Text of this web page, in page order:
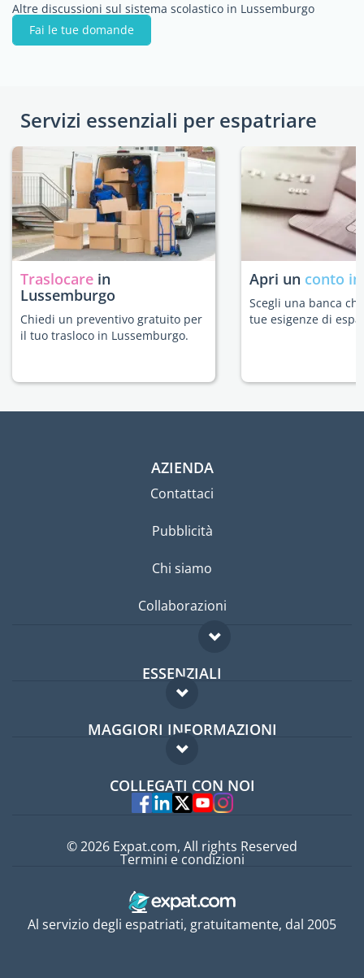
Altre discussioni sul sistema scolastico in Lussemburgo
Fai le tue domande
Servizi essenziali per espatriare
Traslocare in
Lussemburgo
Chiedi un preventivo gratuito per
il tuo trasloco in Lussemburgo.
Apri un conto
Scegli una banca
tue esigenze di
AZIENDA
Contattaci
Pubblicità
Chi siamo
Collaborazioni
ESSENZIALI
Forum per expat
Guida per expat
MAGGIORI INFORMAZIONI
Domande frequenti
Esperti
COLLEGATI CON NOI
Al servizio degli espatriati, gratuitamente, dal 2005
© 2026 Expat.com, All rights Reserved
Termini e condizioni